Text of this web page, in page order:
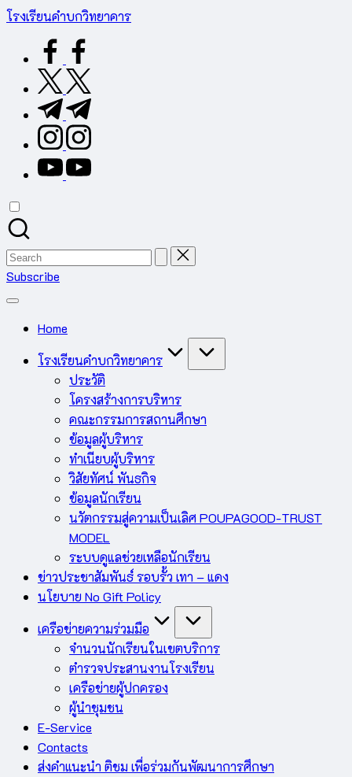
Skip
content
โรงเรียนคำบกวิทยาคาร
อ.คำชะอี
จ.มุกดาหาร
สำนักงาน
เขต
การ
ศึกษา
มุกดาหาร
facebook.com
twitter.com
t.me
instagram.com
youtube.com
Search
for:
Subscribe
Home
โรงเรียนคำบกวิทยาคาร
ประวัติ
โครงสร้างการบริหาร
คณะกรรมการสถานศึกษา
ข้อมูลผู้บริหาร
ทำเนียบผู้บริหาร
วิสัยทัศน์ พันธกิจ
ข้อมูลนักเรียน
นวัตกรรมสู่ความเป็นเลิศ POUPAGOOD-TRUST
MODEL
ระบบดูแลช่วยเหลือนักเรียน
ข่าวประชาสัมพันธ์ รอบรั้ว เทา – แดง
นโยบาย No Gift Policy
เครือข่ายความร่วมมือ
จำนวนนักเรียนในเขตบริการ
ตำรวจประสานงานโรงเรียน
เครือข่ายผู้ปกครอง
ผู้นำชุมชน
E-Service
Contacts
ส่งคำแนะนำ ติชม เพื่อร่วมกันพัฒนาการศึกษา